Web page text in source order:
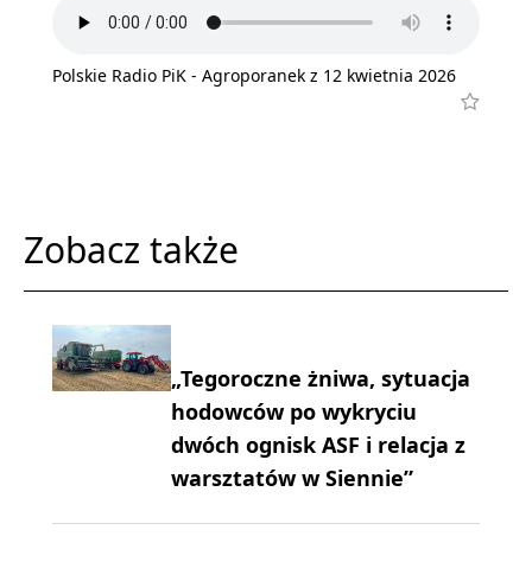
Polskie Radio PiK - Agroporanek z 12 kwietnia 2026
Zobacz także
„Tegoroczne żniwa, sytuacja
hodowców po wykryciu
dwóch ognisk ASF i relacja z
warsztatów w Siennie”